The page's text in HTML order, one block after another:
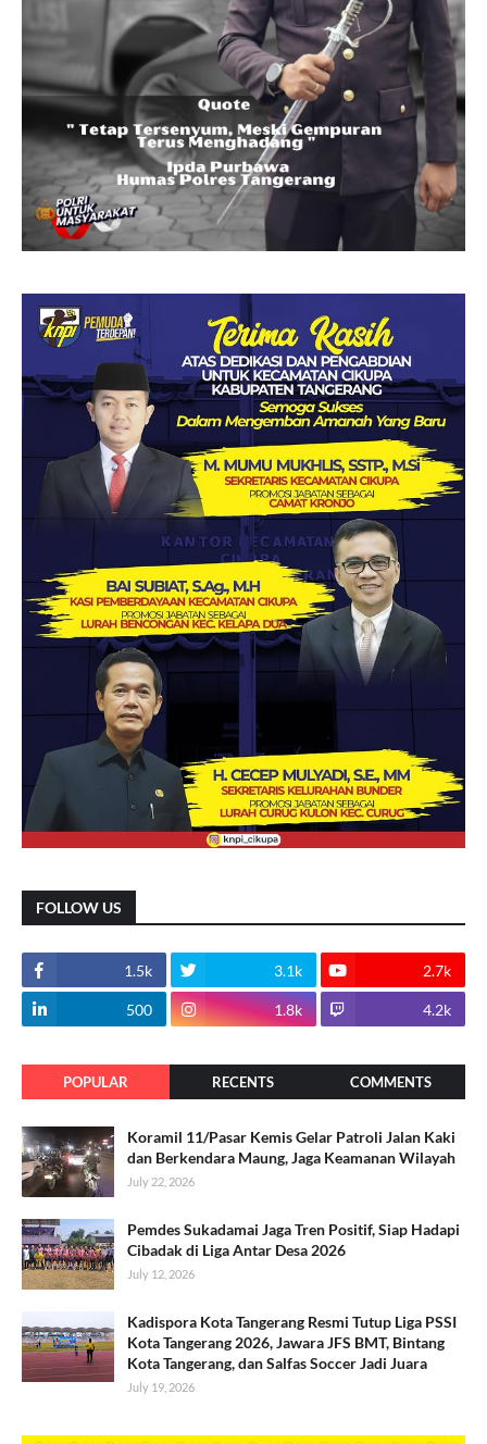
FOLLOW US
1.5k 3.1k 2.7k
500 1.8k 4.2k
POPULAR RECENTS COMMENTS
Koramil 11/Pasar Kemis Gelar Patroli Jalan Kaki
dan Berkendara Maung, Jaga Keamanan Wilayah
July 22, 2026
Pemdes Sukadamai Jaga Tren Positif, Siap Hadapi
Cibadak di Liga Antar Desa 2026
July 12, 2026
Kadispora Kota Tangerang Resmi Tutup Liga PSSI
Kota Tangerang 2026, Jawara JFS BMT, Bintang
Kota Tangerang, dan Salfas Soccer Jadi Juara
July 19, 2026